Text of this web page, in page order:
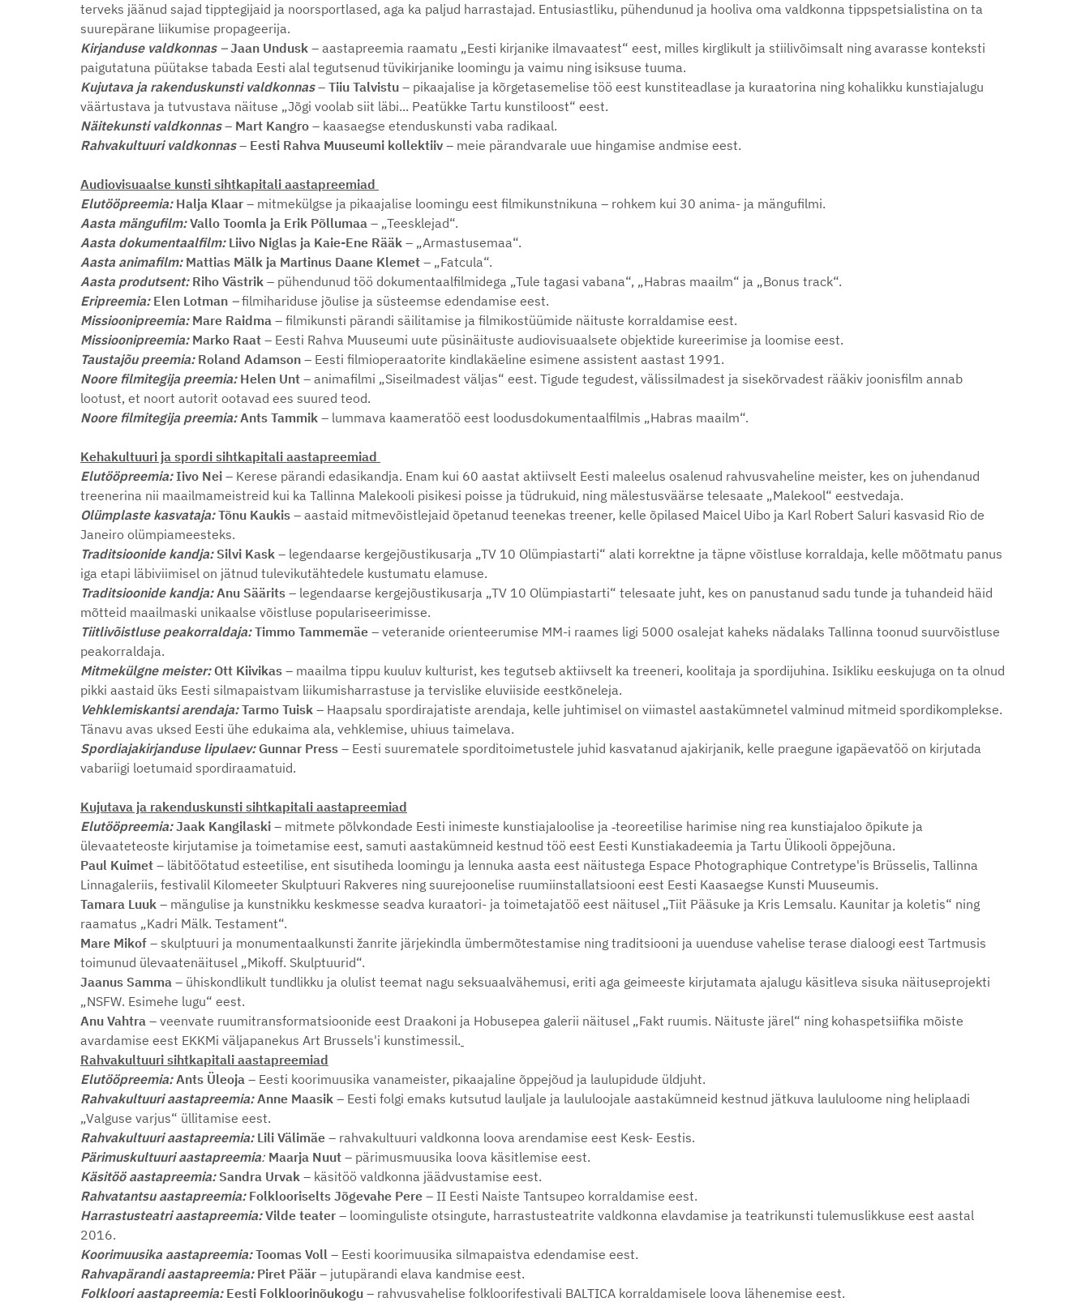
terveks jäänud sajad tipptegijaid ja noorsportlased, aga ka paljud harrastajad. Entusiastliku, pühendunud ja hooliva oma valdkonna tippspetsialistina on ta
suurepärane liikumise propageerija.
Kirjanduse valdkonnas–Jaan Undusk – aastapreemia raamatu „Eesti kirjanike ilmavaatest“ eest, milles kirglikult ja stiilivõimsalt ning avarasse konteksti
paigutatuna püütakse tabada Eesti alal tegutsenud tüvikirjanike loomingu ja vaimu ning isiksuse tuuma.
Kujutava ja rakenduskunsti valdkonnas– Tiiu Talvistu – pikaajalise ja kõrgetasemelise töö eest kunstiteadlase ja kuraatorina ning kohalikku kunstiajalugu
väärtustava ja tutvustava näituse „Jõgi voolab siit läbi... Peatükke Tartu kunstiloost“ eest.
Näitekunsti valdkonnas– Mart Kangro – kaasaegse etenduskunsti vaba radikaal.
Rahvakultuuri valdkonnas– Eesti Rahva Muuseumi kollektiiv – meie pärandvarale uue hingamise andmise eest.
Audiovisuaalse kunsti sihtkapitali aastapreemiad
Elutööpreemia: Halja Klaar – mitmekülgse ja pikaajalise loomingu eest filmikunstnikuna – rohkem kui 30 anima- ja mängufilmi.
Aasta mängufilm: Vallo Toomla ja Erik Põllumaa – „Teesklejad“.
Aasta dokumentaalfilm: Liivo Niglas ja Kaie-Ene Rääk – „Armastusemaa“.
Aasta animafilm: Mattias Mälk ja Martinus Daane Klemet – „Fatcula“.
Aasta produtsent: Riho Västrik – pühendunud töö dokumentaalfilmidega „Tule tagasi vabana“, „Habras maailm“ ja „Bonus track“.
Eripreemia: Elen Lotman – filmihariduse jõulise ja süsteemse edendamise eest.
Missioonipreemia: Mare Raidma – filmikunsti pärandi säilitamise ja filmikostüümide näituste korraldamise eest.
Missioonipreemia: Marko Raat – Eesti Rahva Muuseumi uute püsinäituste audiovisuaalsete objektide kureerimise ja loomise eest.
Taustajõu preemia:Roland Adamson – Eesti filmioperaatorite kindlakäeline esimene assistent aastast 1991.
Noore filmitegija preemia: Helen Unt – animafilmi „Siseilmadest väljas“ eest. Tigude tegudest, välissilmadest ja sisekõrvadest rääkiv joonisfilm annab
lootust, et noort autorit ootavad ees suured teod.
Noore filmitegija preemia:Ants Tammik – lummava kaameratöö eest loodusdokumentaalfilmis „Habras maailm“.
Kehakultuuri ja spordi sihtkapitali aastapreemiad
Elutööpreemia: Iivo Nei – Kerese pärandi edasikandja. Enam kui 60 aastat aktiivselt Eesti maleelus osalenud rahvusvaheline meister, kes on juhendanud
treenerina nii maailmameistreid kui ka Tallinna Malekooli pisikesi poisse ja tüdrukuid, ning mälestusväärse telesaate „Malekool“ eestvedaja.
Olümplaste kasvataja: Tõnu Kaukis – aastaid mitmevõistlejaid õpetanud teenekas treener, kelle õpilased Maicel Uibo ja Karl Robert Saluri kasvasid Rio de
Janeiro olümpiameesteks.
Traditsioonide kandja:Silvi Kask – legendaarse kergejõustikusarja „TV 10 Olümpiastarti“ alati korrektne ja täpne võistluse korraldaja, kelle mõõtmatu panus
iga etapi läbiviimisel on jätnud tulevikutähtedele kustumatu elamuse.
Traditsioonide kandja: Anu Säärits – legendaarse kergejõustikusarja „TV 10 Olümpiastarti“ telesaate juht, kes on panustanud sadu tunde ja tuhandeid häid
mõtteid maailmaski unikaalse võistluse populariseerimisse.
Tiitlivõistluse peakorraldaja: Timmo Tammemäe – veteranide orienteerumise MM-i raames ligi 5000 osalejat kaheks nädalaks Tallinna toonud suurvõistluse
peakorraldaja.
Mitmekülgne meister: Ott Kiivikas – maailma tippu kuuluv kulturist, kes tegutseb aktiivselt ka treeneri, koolitaja ja spordijuhina. Isikliku eeskujuga on ta olnud
pikki aastaid üks Eesti silmapaistvam liikumisharrastuse ja tervislike eluviiside eestkõneleja.
Vehklemiskantsi arendaja: Tarmo Tuisk – Haapsalu spordirajatiste arendaja, kelle juhtimisel on viimastel aastakümnetel valminud mitmeid spordikomplekse.
Tänavu avas uksed Eesti ühe edukaima ala, vehklemise, uhiuus taimelava.
Spordiajakirjanduse lipulaev: Gunnar Press – Eesti suurematele sporditoimetustele juhid kasvatanud ajakirjanik, kelle praegune igapäevatöö on kirjutada
vabariigi loetumaid spordiraamatuid.
Kujutava ja rakenduskunsti sihtkapitali aastapreemiad
Elutööpreemia: Jaak Kangilaski – mitmete põlvkondade Eesti inimeste kunstiajaloolise ja ‑teoreetilise harimise ning rea kunstiajaloo õpikute ja
ülevaateteoste kirjutamise ja toimetamise eest, samuti aastakümneid kestnud töö eest Eesti Kunstiakadeemia ja Tartu Ülikooli õppejõuna.
Paul Kuimet – läbitöötatud esteetilise, ent sisutiheda loomingu ja lennuka aasta eest näitustega Espace Photographique Contretype'is Brüsselis, Tallinna
Linnagaleriis, festivalil Kilomeeter Skulptuuri Rakveres ning suurejoonelise ruumiinstallatsiooni eest Eesti Kaasaegse Kunsti Muuseumis.
Tamara Luuk – mängulise ja kunstnikku keskmesse seadva kuraatori- ja toimetajatöö eest näitusel „Tiit Pääsuke ja Kris Lemsalu. Kaunitar ja koletis“ ning
raamatus „Kadri Mälk. Testament“.
Mare Mikof – skulptuuri ja monumentaalkunsti žanrite järjekindla ümbermõtestamise ning traditsiooni ja uuenduse vahelise terase dialoogi eest Tartmusis
toimunud ülevaatenäitusel „Mikoff. Skulptuurid“.
Jaanus Samma – ühiskondlikult tundlikku ja olulist teemat nagu seksuaalvähemusi, eriti aga geimeeste kirjutamata ajalugu käsitleva sisuka näituseprojekti
„NSFW. Esimehe lugu“ eest.
Anu Vahtra – veenvate ruumitransformatsioonide eest Draakoni ja Hobusepea galerii näitusel „Fakt ruumis. Näituste järel“ ning kohaspetsiifika mõiste
avardamise eest EKKMi väljapanekus Art Brussels'i kunstimessil.
Rahvakultuuri sihtkapitali aastapreemiad
Elutööpreemia: Ants Üleoja – Eesti koorimuusika vanameister, pikaajaline õppejõud ja laulupidude üldjuht.
Rahvakultuuri aastapreemia:Anne Maasik – Eesti folgi emaks kutsutud lauljale ja laululoojale aastakümneid kestnud jätkuva laululoome ning heliplaadi
„Valguse varjus“ üllitamise eest.
Rahvakultuuri aastapreemia:Lili Välimäe – rahvakultuuri valdkonna loova arendamise eest Kesk- Eestis.
Pärimuskultuuri aastapreemia:Maarja Nuut – pärimusmuusika loova käsitlemise eest.
Käsitöö aastapreemia: Sandra Urvak – käsitöö valdkonna jäädvustamise eest.
Rahvatantsu aastapreemia: Folklooriselts Jõgevahe Pere – II Eesti Naiste Tantsupeo korraldamise eest.
Harrastusteatri aastapreemia:Vilde teater – loominguliste otsingute, harrastusteatrite valdkonna elavdamise ja teatrikunsti tulemuslikkuse eest aastal
2016.
Koorimuusika aastapreemia:Toomas Voll – Eesti koorimuusika silmapaistva edendamise eest.
Rahvapärandi aastapreemia: Piret Päär – jutupärandi elava kandmise eest.
Folkloori aastapreemia:Eesti Folkloorinõukogu – rahvusvahelise folkloorifestivali BALTICA korraldamisele loova lähenemise eest.